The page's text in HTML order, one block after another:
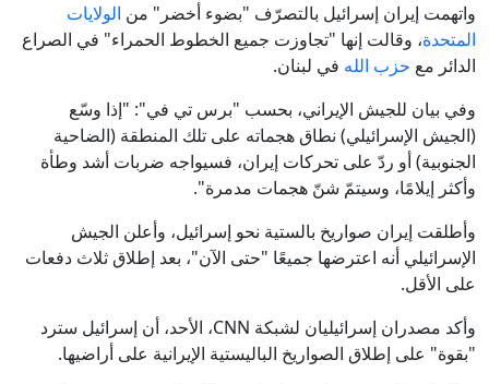
واتهمت إيران إسرائيل بالتصرّف "بضوء أخضر" من الولايات
المتحدة، وقالت إنها "تجاوزت جميع الخطوط الحمراء" في الصراع
الدائر مع حزب الله في لبنان.
وفي بيان للجيش الإيراني، بحسب "برس تي في": "إذا وسّع
(الجيش الإسرائيلي) نطاق هجماته على تلك المنطقة (الضاحية
الجنوبية) أو ردّ على تحركات إيران، فسيواجه ضربات أشد وطأة
وأكثر إيلامًا، وسيتمّ شنّ هجمات مدمرة".
وأطلقت إيران صواريخ بالستية نحو إسرائيل، وأعلن الجيش
الإسرائيلي أنه اعترضها جميعًا "حتى الآن"، بعد إطلاق ثلاث دفعات
على الأقل.
وأكد مصدران إسرائيليان لشبكة CNN، الأحد، أن إسرائيل سترد
"بقوة" على إطلاق الصواريخ الباليستية الإيرانية على أراضيها.